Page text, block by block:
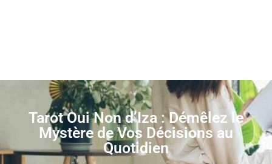
Tarot Oui Non d’Iza : Démêlez le
Mystère de Vos Décisions au
Quotidien